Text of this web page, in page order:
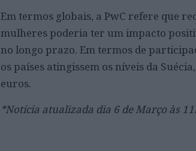
Em termos globais, a PwC refere que
mulheres poderia ter um impacto
no longo prazo. Em termos de
os países atingissem os níveis da
euros.
*Notícia atualizada dia 6 de Março às